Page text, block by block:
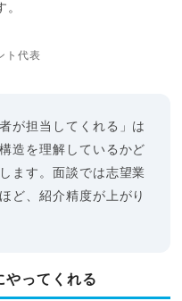
。
ト代表
が担当してくれる」は
造を理解しているかど
ます。面談では志望業
ど、紹介精度が上がり
やってくれる